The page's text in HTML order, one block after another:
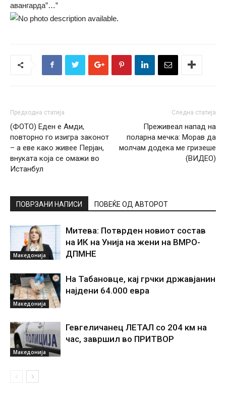
авангардa”…”
Предходна статија
(ФОТО) Еден е Амди,
повторно го изигра законот
– а еве како живее Перјан,
внуката која се омажи во
Истанбул
Следна статија
Преживеал напад на
поларна мечка: Морав да
молчам додека ме гризеше
(ВИДЕО)
ПОВРЗАНИ НАПИСИ ПОВЕЌЕ ОД АВТОРОТ
Македонија
Митева: Потврден новиот состав
на ИК на Унија на жени на ВМРО-
ДПМНЕ
Македонија
На Табановце, кај грчки државјанин
најдени 64.000 евра
Македонија
Гевгеличанец ЛЕТАЛ со 204 км на
час, завршил во ПРИТВОР